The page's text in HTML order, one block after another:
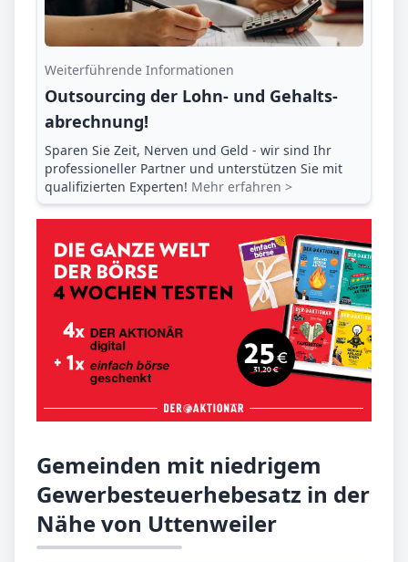
Weiterführende Informationen
Outsourcing der Lohn- und Gehalts­
abrechnung!
Sparen Sie Zeit, Nerven und Geld - wir sind Ihr
professioneller Partner und unterstützen Sie mit
qualifizierten Experten! Mehr erfahren >
Gemeinden mit niedrigem
Gewerbesteuerhebesatz in der
Nähe von Uttenweiler